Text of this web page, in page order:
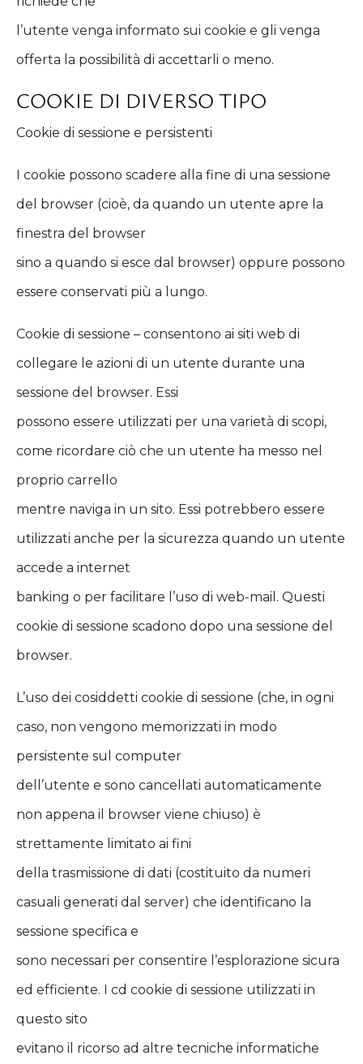
l’utente venga informato sui cookie e gli venga
offerta la possibilità di accettarli o meno.
COOKIE DI DIVERSO TIPO
Cookie di sessione e persistenti
I cookie possono scadere alla fine di una sessione
del browser (cioè, da quando un utente apre la
finestra del browser
sino a quando si esce dal browser) oppure possono
essere conservati più a lungo.
Cookie di sessione – consentono ai siti web di
collegare le azioni di un utente durante una
sessione del browser. Essi
possono essere utilizzati per una varietà di scopi,
come ricordare ciò che un utente ha messo nel
proprio carrello
mentre naviga in un sito. Essi potrebbero essere
utilizzati anche per la sicurezza quando un utente
accede a internet
banking o per facilitare l’uso di web-mail. Questi
cookie di sessione scadono dopo una sessione del
browser.
L’uso dei cosiddetti cookie di sessione (che, in ogni
caso, non vengono memorizzati in modo
persistente sul computer
dell’utente e sono cancellati automaticamente
non appena il browser viene chiuso) è
strettamente limitato ai fini
della trasmissione di dati (costituito da numeri
casuali generati dal server) che identificano la
sessione specifica e
sono necessari per consentire l’esplorazione sicura
ed efficiente. I cd cookie di sessione utilizzati in
questo sito
evitano il ricorso ad altre tecniche informatiche